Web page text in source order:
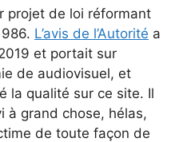
projet de loi réformant
L’avis de l’Autorité a
et portait sur
de audiovisuel, et
la qualité sur ce site. Il
à grand chose, hélas,
de toute façon de